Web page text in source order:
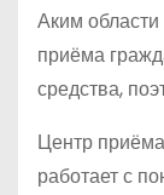
Аким
приёма
средства,
Центр
работает с